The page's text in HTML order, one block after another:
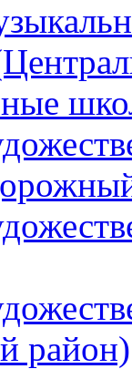
район)